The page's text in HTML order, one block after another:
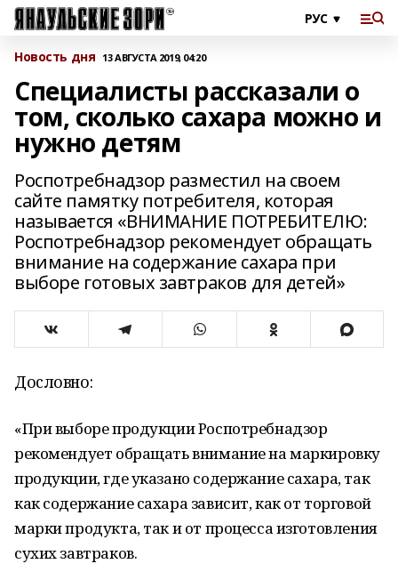
Новость дня 13 АВГУСТА 2019, 04:20
Специалисты рассказали о
том, сколько сахара можно и
нужно детям
Роспотребнадзор разместил на своем
сайте памятку потребителя, которая
называется «ВНИМАНИЕ ПОТРЕБИТЕЛЮ:
Роспотребнадзор рекомендует обращать
внимание на содержание сахара при
выборе готовых завтраков для детей»
Дословно:
«При выборе продукции Роспотребнадзор
рекомендует обращать внимание на маркировку
продукции, где указано содержание сахара, так
как содержание сахара зависит, как от торговой
марки продукта, так и от процесса изготовления
сухих завтраков.